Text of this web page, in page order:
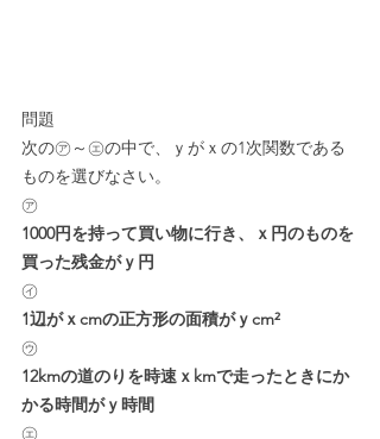
問題
次の㋐～㋓の中で、ｙがｘの1次関数である
ものを選びなさい。
㋐
1000円を持って買い物に行き、ｘ円のものを
買った残金がｙ円
㋑
1辺がｘcmの正方形の面積がｙcm²
㋒
12kmの道のりを時速ｘkmで走ったときにか
かる時間がｙ時間
㋓